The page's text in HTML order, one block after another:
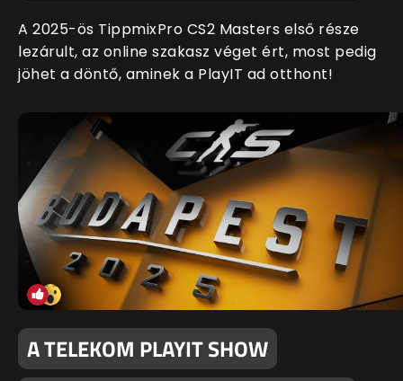
A 2025-ös TippmixPro CS2 Masters első része
lezárult, az online szakasz véget ért, most pedig
jöhet a döntő, aminek a PlayIT ad otthont!
A TELEKOM PLAYIT SHOW